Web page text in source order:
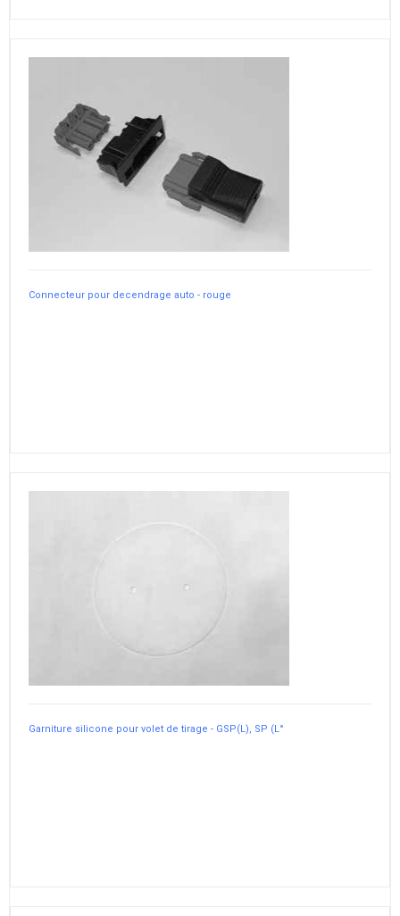
Connecteur pour decendrage auto - rouge
Garniture silicone pour volet de tirage - GSP(L), SP (L°